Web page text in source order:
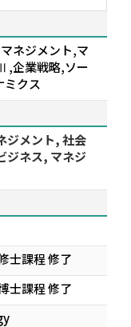
ネジメント,マ
企業戦略,ソー
ミクス
ジメント, 社会
ジネス, マネジ
士課程 修了
士課程 修了